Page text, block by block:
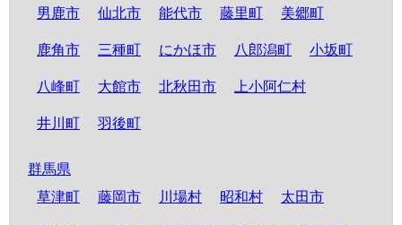
男鹿市 仙北市 能代市 藤里町 美郷町
鹿角市 三種町 にかほ市 八郎潟町 小坂町
八峰町 大館市 北秋田市 上小阿仁村
井川町 羽後町
群馬県
草津町
藤岡市 川場村 昭和村 太田市